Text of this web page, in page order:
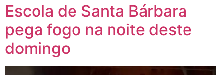
Escola de Santa Bárbara
pega fogo na noite deste
domingo